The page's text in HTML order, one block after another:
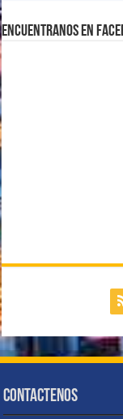
Encuentranos en
Contactenos